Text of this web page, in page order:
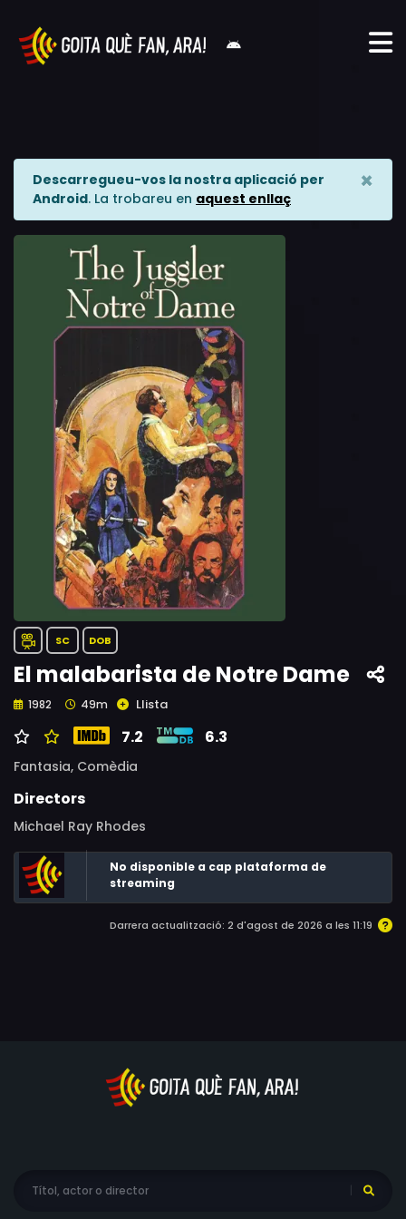
Descarregueu-vos la nostra aplicació per
Android. La trobareu en aquest enllaç
×
SC DOB
El malabarista de Notre Dame
1982 49m Llista
7.2 6.3
Fantasia, Comèdia
Directors
Michael Ray Rhodes
No disponible a cap plataforma de
streaming
Darrera actualització: 2 d'agost de 2026 a les 11:19